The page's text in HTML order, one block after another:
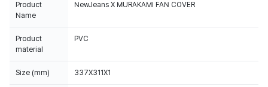
Product
Name
NewJeans X MURAKAMI FAN COVER
Product
material
PVC
Size (mm) 337X311X1